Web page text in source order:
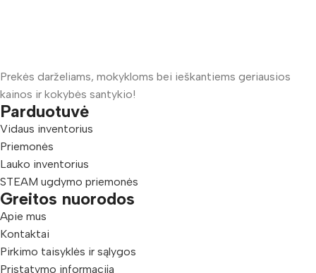
Prekės darželiams, mokykloms bei ieškantiems geriausios
kainos ir kokybės santykio!
Parduotuvė
Vidaus inventorius
Priemonės
Lauko inventorius
STEAM ugdymo priemonės
Greitos nuorodos
Apie mus
Kontaktai
Pirkimo taisyklės ir sąlygos
Pristatymo informacija